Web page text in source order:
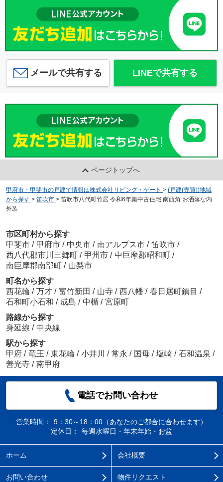
メールで共有する LINEで共有する
ページトップへ
甲府市・甲斐市の戸建て情報は株式会社リビング・ゲート > (戸建(売買))地域
から探す > 笛吹市 > 笛吹市八代町竹居 令和6年築中古住宅 南西角 お洒落な内
外装
市区町村から探す
甲斐市 / 甲府市 / 中央市 / 南アルプス市 / 笛吹市 /
西八代郡市川三郷町 / 甲州市 / 中巨摩郡昭和町 /
南巨摩郡南部町 / 山梨市
町名から探す
西花輪 / 万才 / 富竹新田 / 山寺 / 西八幡 / 春日居町鎮目 /
石和町小石和 / 成島 / 中楯 / 宮原町
路線から探す
身延線 / 中央線
駅から探す
甲府 / 竜王 / 東花輪 / 小井川 / 常永 / 国母 / 塩崎 / 石和温泉 /
善光寺 / 南甲府
電話でお問い合わせ
営業時間：
9：30～18：00（あなたのご都合に合わせます）
定休日：
毎週水曜日・年末年始・お盆
ホーム 会社概要
お問い合わせ 物件リクエスト